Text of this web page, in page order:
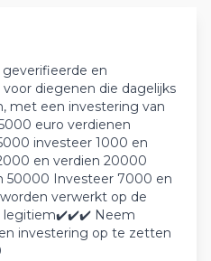
geverifieerde en
diegenen die dagelijks
met een investering van
euro verdienen
investeer 1000 en
en verdien 20000
50000 Investeer 7000 en
verwerkt op de
legitiem✔️✔️✔️ Neem
investering op te zetten